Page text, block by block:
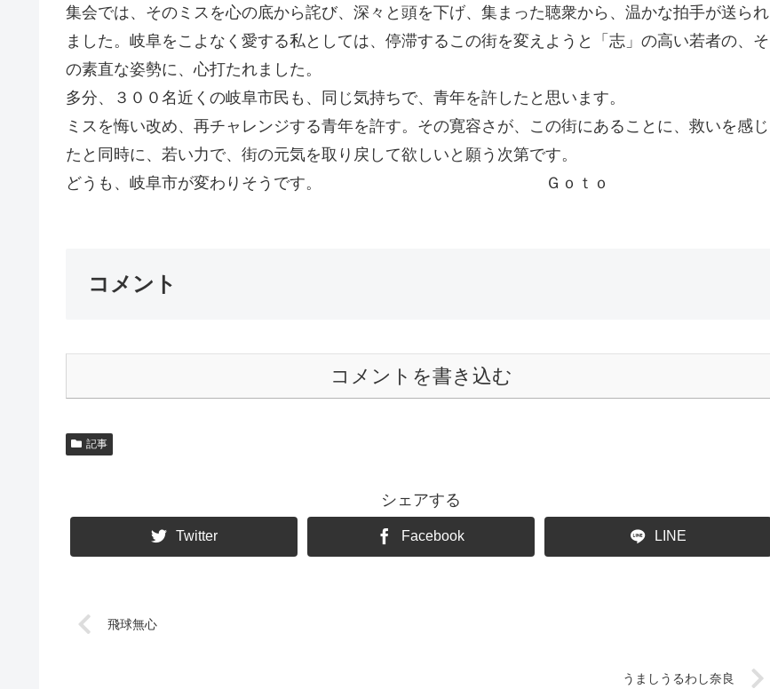
集会では、そのミスを心の底から詫び、深々と頭を下げ、集まった聴衆から、温かな拍手が送られ
ました。岐阜をこよなく愛する私としては、停滞するこの街を変えようと「志」の高い若者の、そ
の素直な姿勢に、心打たれました。
多分、３００名近くの岐阜市民も、同じ気持ちで、青年を許したと思います。
ミスを悔い改め、再チャレンジする青年を許す。その寛容さが、この街にあることに、救いを感じ
たと同時に、若い力で、街の元気を取り戻して欲しいと願う次第です。
どうも、岐阜市が変わりそうです。 Ｇｏｔｏ
コメント
コメントを書き込む
記事
シェアする
Twitter Facebook LINE
飛球無心
うましうるわし奈良